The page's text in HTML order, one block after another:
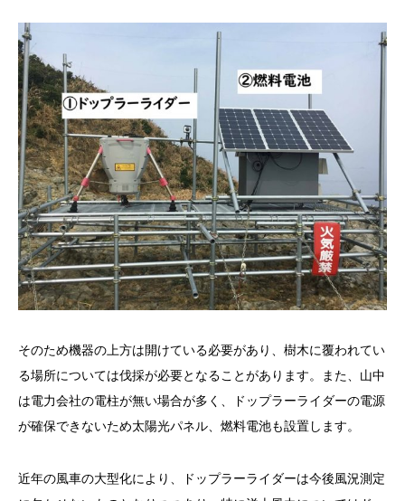
そのため機器の上方は開けている必要があり、樹木に覆われてい
る場所については伐採が必要となることがあります。また、山中
は電力会社の電柱が無い場合が多く、ドップラーライダーの電源
が確保できないため太陽光パネル、燃料電池も設置します。
近年の風車の大型化により、ドップラーライダーは今後風況測定